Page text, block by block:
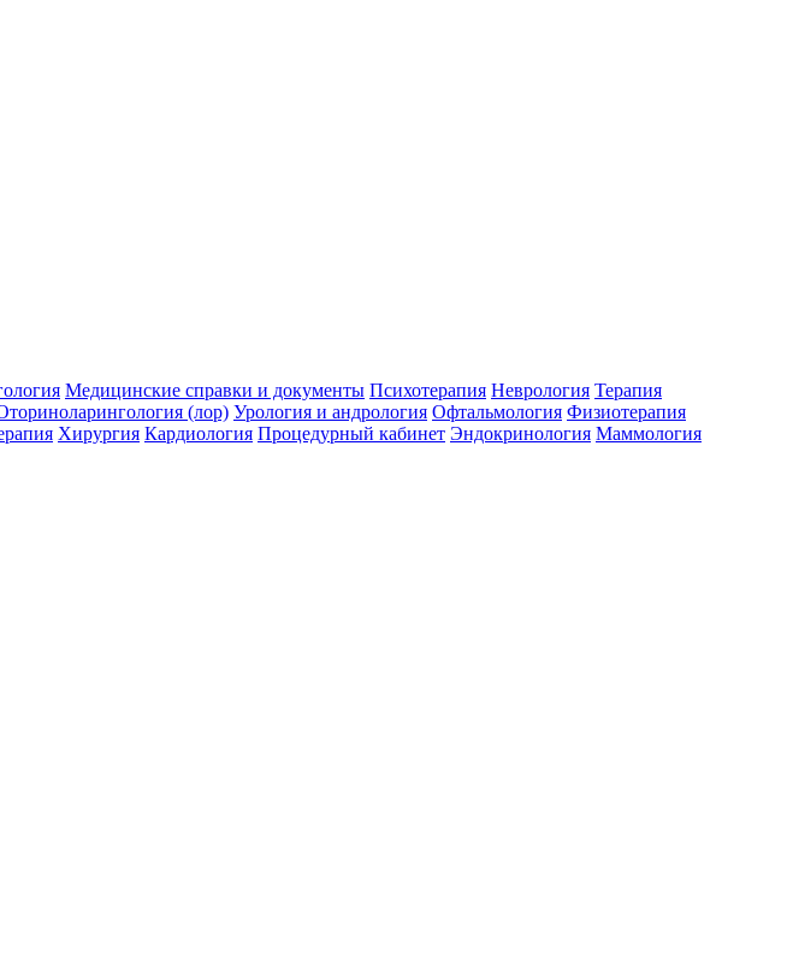
Медицинские справки и документы Психотерапия Неврология Терапия
(лор) Урология и андрология Офтальмология Физиотерапия
Хирургия Кардиология Процедурный кабинет Эндокринология Маммология